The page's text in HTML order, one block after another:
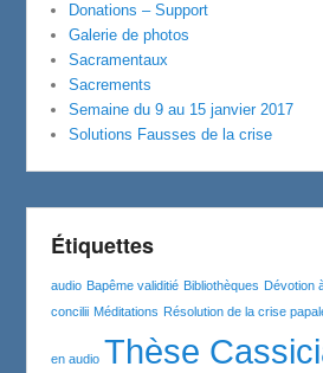
Donations – Support
Galerie de photos
Sacramentaux
Sacrements
Semaine du 9 au 15 janvier 2017
Solutions Fausses de la crise
Étiquettes
audio Bapême validitié Bibliothèques Dévotion
concilii Méditations Résolution de la crise
en audio Thèse